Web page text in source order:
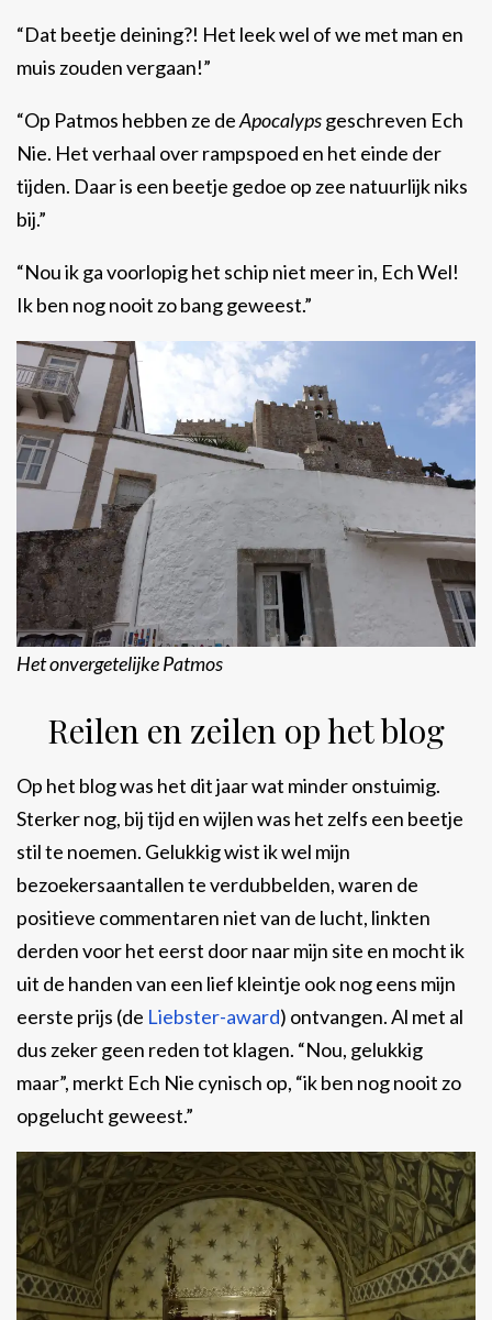
“Dat beetje deining?! Het leek wel of we met man en
muis zouden vergaan!”
“Op Patmos hebben ze deApocalypsgeschreven Ech
Nie. Het verhaal over rampspoed en het einde der
tijden. Daar is een beetje gedoe op zee natuurlijk niks
bij.”
“Nou ik ga voorlopig het schip niet meer in, Ech Wel!
Ik ben nog nooit zo bang geweest.”
Het onvergetelijke Patmos
Reilen en zeilen op het blog
Op het blog was het dit jaar wat minder onstuimig.
Sterker nog, bij tijd en wijlen was het zelfs een beetje
stil te noemen. Gelukkig wist ik wel mijn
bezoekersaantallen te verdubbelden, waren de
positieve commentaren niet van de lucht, linkten
derden voor het eerst door naar mijn site en mocht ik
uit de handen van een lief kleintje ook nog eens mijn
eerste prijs (de Liebster-award) ontvangen. Al met al
dus zeker geen reden tot klagen. “Nou, gelukkig
maar”, merkt Ech Nie cynisch op, “ik ben nog nooit zo
opgelucht geweest.”